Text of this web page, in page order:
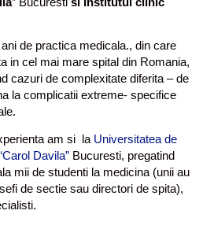
de practica medicala., din care
in cel mai mare spital din Romania,
cazuri de complexitate diferita – de
la complicatii extreme- specifice
am si la Universitatea de
Davila” Bucuresti, pregatind
mii de studenti la medicina (unii au
de sectie sau directori de spita),